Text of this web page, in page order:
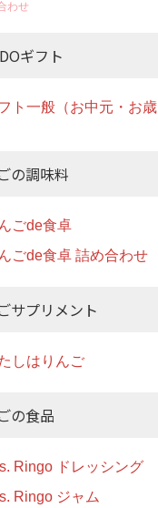
ギフト
ト一般（お中元・お歳
の調味料
ごde食卓
ごde食卓 詰め合わせ
サプリメント
しはりんご
の食品
Ringo ドレッシング
Ringo ジャム